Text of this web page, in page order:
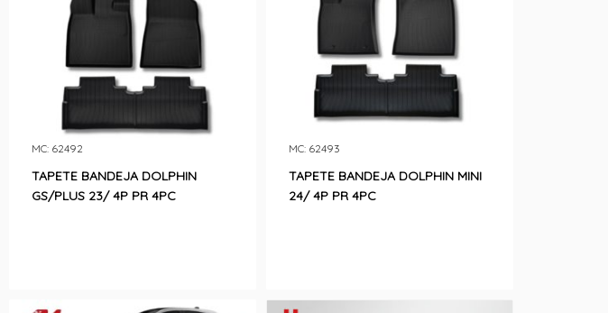
TAPETE BANDEJA DOLPHIN
GS/PLUS 23/ 4P PR 4PC
MC: 62492
TAPETE BANDEJA DOLPHIN MINI
24/ 4P PR 4PC
MC: 62493